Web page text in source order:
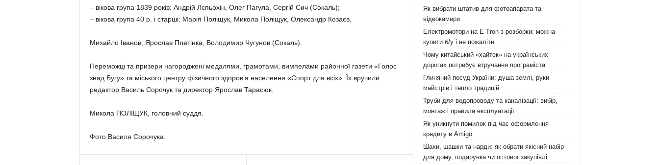
– вікова група 1839 років: Андрій Лєпьохін, Олег Пагула, Сергій Сич (Сокаль);
– вікова група 40 р. і старші: Марія Поліщук, Микола Поліщук, Олександр Козаєв,
Михайло Іванов, Ярослав Плетінка, Володимир Чугунов (Сокаль).
Переможці та призери нагороджені медалями, грамотами, вимпелами районної газети «Голос
знад Бугу» та міського центру фізичного здоров’я населення «Спорт для всіх». Їх вручили
редактор Василь Сорочук та директор Ярослав Тарасюк.
Микола ПОЛІЩУК, головний суддя.
Фото Василя Сорочука.
Як вибрати штатив для фотоапарата та
відеокамери
Електромотори на E-Tron з розборки: можна
купити б/у і не пожаліти
Чому китайський «хайтек» на українських
дорогах потребує втручання програміста
Глиняний посуд України: душа землі, руки
майстрів і тепло традицій
Труби для водопроводу та каналізації: вибір,
монтаж і правила експлуатації
Як уникнути помилок під час оформлення
кредиту в Amigo
Шахи, шашки та нарди: як обрати якісний набір
для дому, подарунка чи оптової закупівлі